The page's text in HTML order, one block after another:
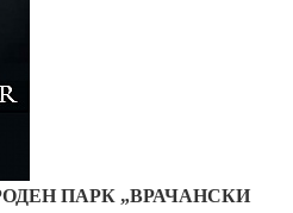
ПАРК „ВРАЧАНСКИ